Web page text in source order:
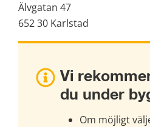
Älvgatan 47
652 30 Karlstad
Vi
du under
Om möjligt